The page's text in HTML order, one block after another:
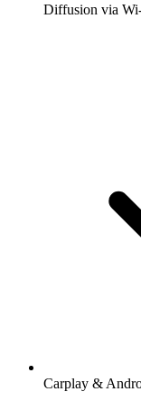
Diffusion via
Carplay &